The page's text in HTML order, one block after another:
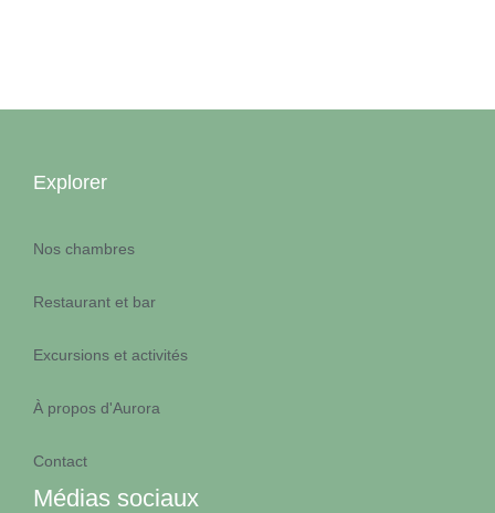
CERTIFICATION
ILE AUX NATTES
MARIAGES
Explorer
Nos chambres
Restaurant et bar
Excursions et activités
À propos d'Aurora
Contact
Médias sociaux